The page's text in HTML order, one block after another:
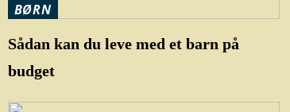
BØRN
Sådan kan du leve med et barn på
budget